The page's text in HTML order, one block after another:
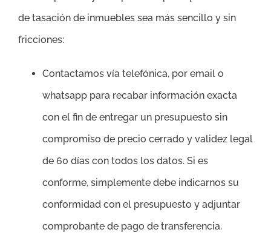
de tasación de inmuebles sea más sencillo y sin
fricciones:
Contactamos vía telefónica, por email o
whatsapp para recabar información exacta
con el fin de entregar un presupuesto sin
compromiso de precio cerrado y validez legal
de 60 días con todos los datos. Si es
conforme, simplemente debe indicarnos su
conformidad con el presupuesto y adjuntar
comprobante de pago de transferencia.